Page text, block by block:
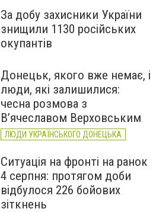
За добу захисники України
знищили 1130 російських
окупантів
Донецьк, якого вже немає, і
люди, які залишилися:
чесна розмова з
В’ячеславом Верховським
ЛЮДИ УКРАЇНСЬКОГО ДОНЕЦЬКА
Ситуація на фронті на ранок
4 серпня: протягом доби
відбулося 226 бойових
зіткнень